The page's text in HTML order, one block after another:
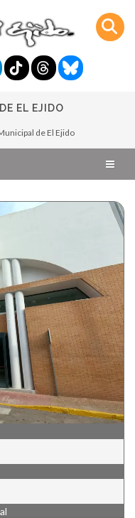
EL EJIDO
de El Ejido